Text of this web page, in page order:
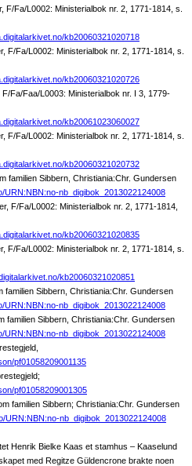
Fa/L0002: Ministerialbok nr. 2, 1771-1814, s.
kb20060321020718
F/Fa/L0002: Ministerialbok nr. 2, 1771-1814, s.
kb20060321020726
Fa/Faa/L0003: Ministerialbok nr. I 3, 1779-
kb20061023060027
F/Fa/L0002: Ministerialbok nr. 2, 1771-1814, s.
kb20060321020732
familien Sibbern, Christiania:Chr. Gundersen
URN:NBN:no-nb_digibok_2013022124008
F/Fa/L0002: Ministerialbok nr. 2, 1771-1814,
kb20060321020835
F/Fa/L0002: Ministerialbok nr. 2, 1771-1814, s.
kb20060321020851
familien Sibbern, Christiania:Chr. Gundersen
URN:NBN:no-nb_digibok_2013022124008
familien Sibbern, Christiania:Chr. Gundersen
URN:NBN:no-nb_digibok_2013022124008
pf01058209001135
pf01058209001305
familien Sibbern; Christiania:Chr. Gundersen
URN:NBN:no-nb_digibok_2013022124008
Henrik Bielke Kaas et stamhus – Kaaselund
med Regitze Güldencrone brakte noen